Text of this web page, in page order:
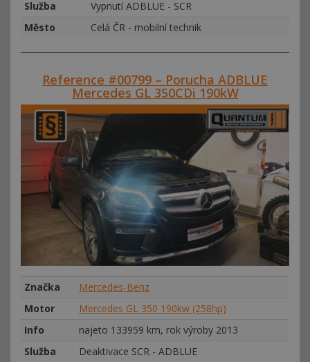
Služba
Vypnutí ADBLUE - SCR
Město
Celá ČR - mobilní technik
Reference #00799 – Porucha ADBLUE
Mercedes GL 350CDi 190kW
Značka
Mercedes-Benz
Motor
Mercedes GL 350 190kw (258hp)
Info
najeto 133959 km, rok výroby 2013
Služba
Deaktivace SCR - ADBLUE